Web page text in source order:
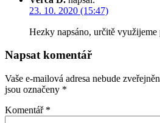
23. 10. 2020 (15:47)
Hezky napsáno, určitě
Napsat komentář
Vaše e-mailová adresa nebude
jsou označeny *
Komentář *